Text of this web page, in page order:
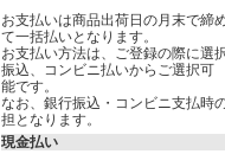
お支払いは商品出荷日の月末で締
て一括払いとなります。
お支払い方法は、ご登録の際に選
振込、コンビニ払いからご選択可
能です。
なお、銀行振込・コンビニ支払時
担となります。
現金払い